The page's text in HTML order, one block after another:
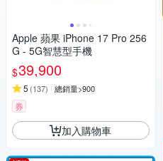
Apple 蘋果 iPhone 17 Pro 256
G - 5G智慧型手機
$39,900
5 (137) 總銷量>900
券
加入購物車